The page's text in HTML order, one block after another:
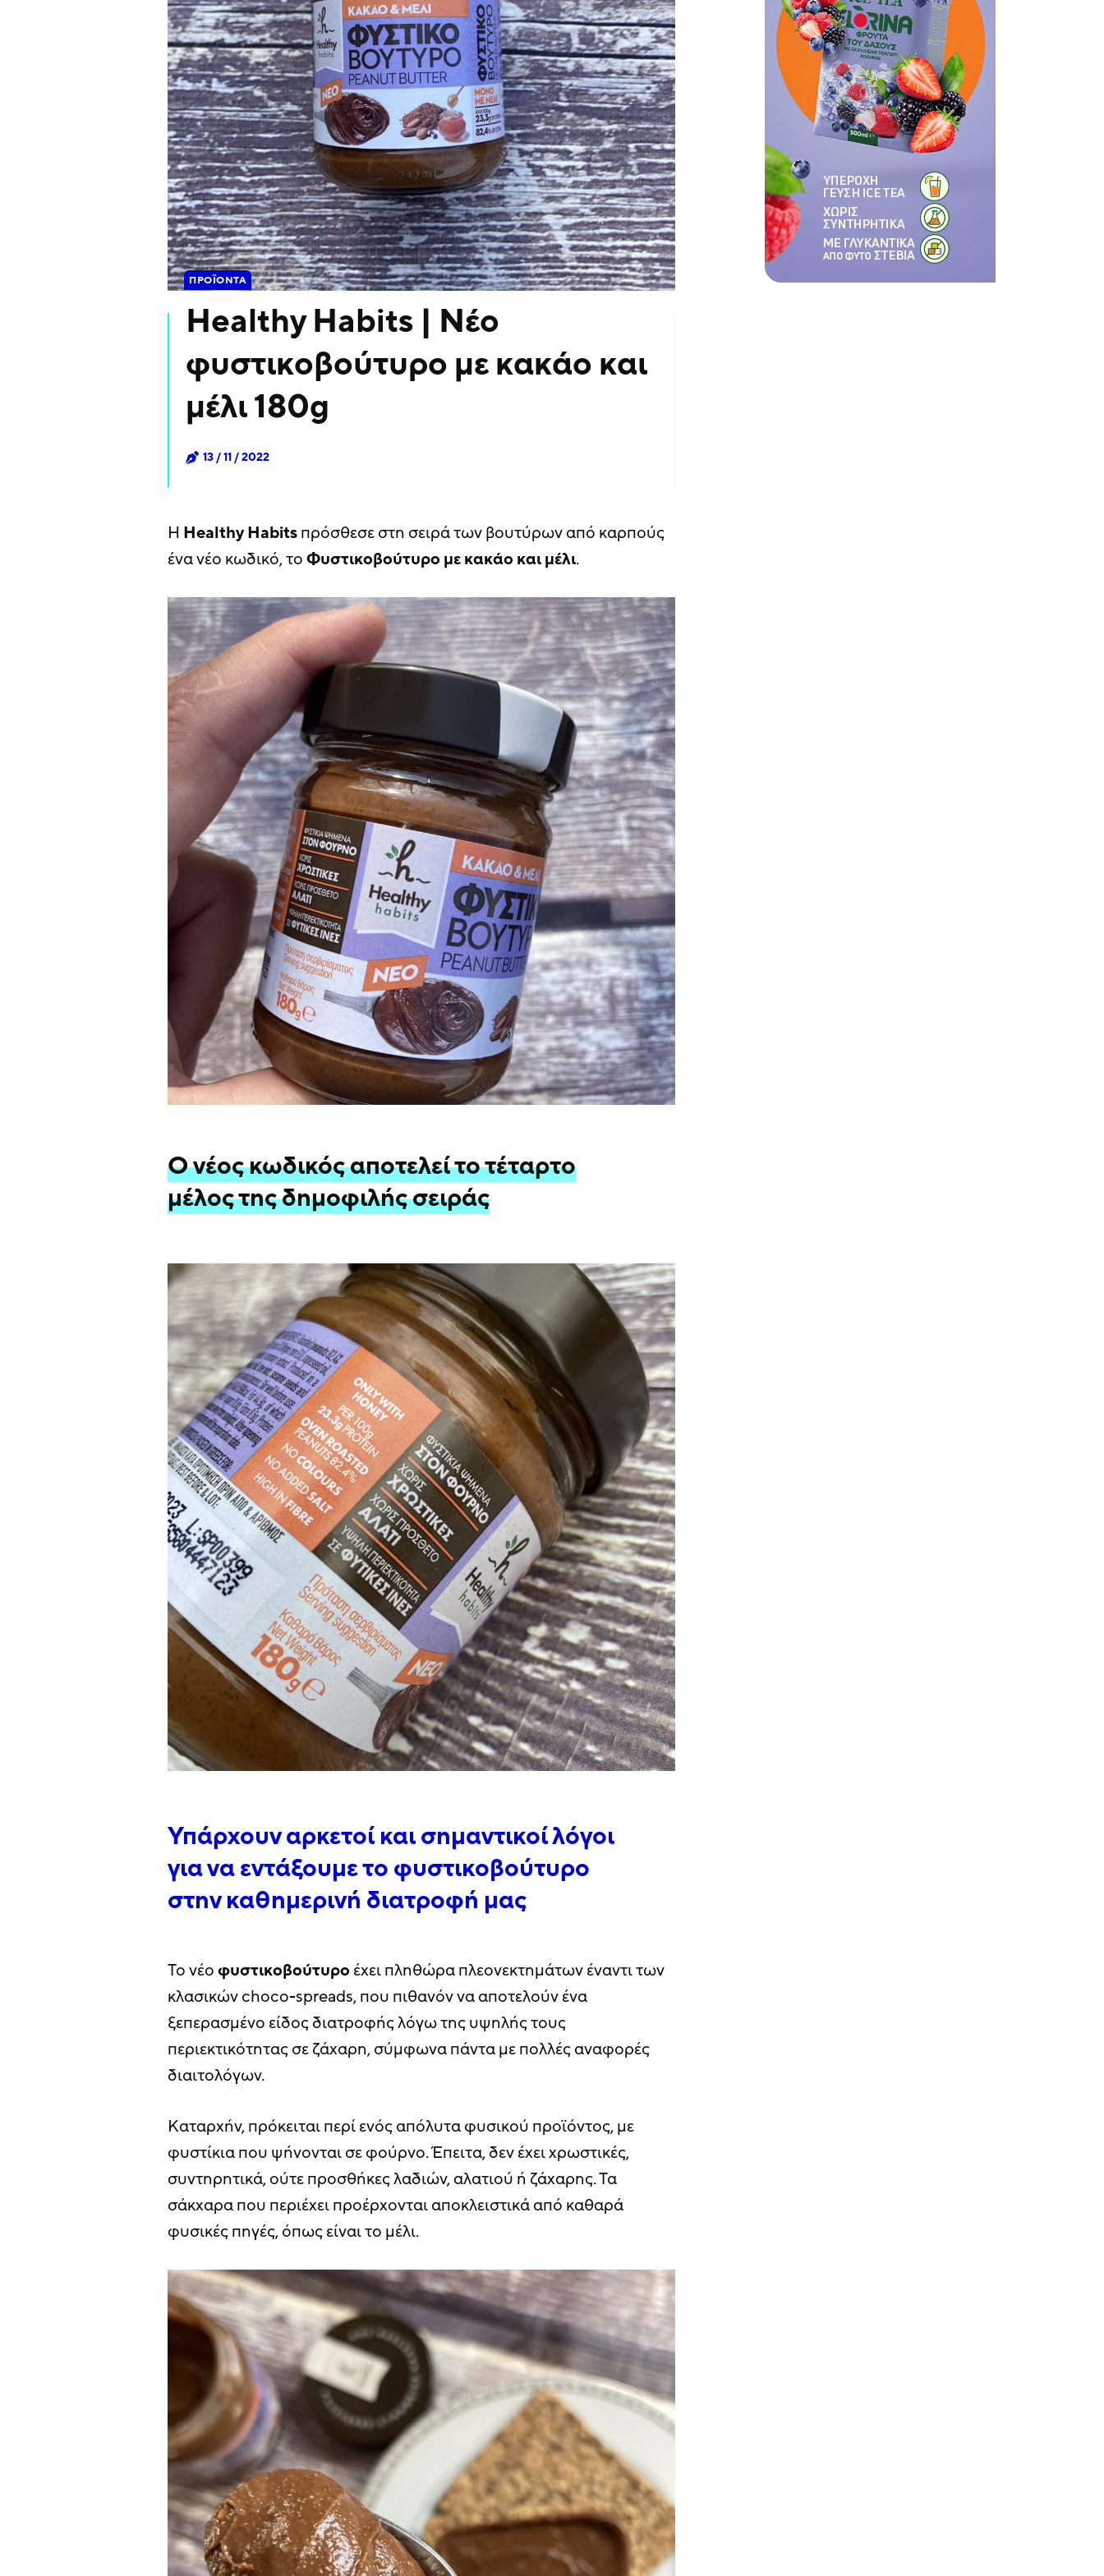
ΠΡΟΪΌΝΤΑ
Healthy Habits | Νέο
φυστικοβούτυρο με κακάο και
μέλι 180g
13 / 11 / 2022
Η HealthyHabitsπρόσθεσε στη σειρά των βουτύρων από καρπούς
ένα νέο κωδικό, τοΦυστικοβούτυρο μεκακάο καιμέλι.
Ο νέος κωδικός αποτελεί το τέταρτο
μέλος της δημοφιλής σειράς
Υπάρχουν αρκετοί και σημαντικοί λόγοι
για να εντάξουμε το φυστικοβούτυρο
στην καθημερινή διατροφή μας
Το νέοφυστικοβούτυρο έχει πληθώρα πλεονεκτημάτων έναντι των
κλασικών choco-spreads, που πιθανόν να αποτελούν ένα
ξεπερασμένο είδος διατροφής λόγω της υψηλής τους
περιεκτικότητας σε ζάχαρη, σύμφωνα πάντα με πολλές αναφορές
διαιτολόγων.
Καταρχήν, πρόκειται περί ενός απόλυτα φυσικού προϊόντος, με
φυστίκια που ψήνονται σε φούρνο. Έπειτα, δεν έχει χρωστικές,
συντηρητικά, ούτε προσθήκες λαδιών, αλατιού ή ζάχαρης. Τα
σάκχαρα που περιέχει προέρχονται αποκλειστικά από καθαρά
φυσικές πηγές, όπως είναι το μέλι.